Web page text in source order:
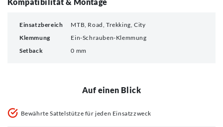
Einsatzbereich
MTB, Road, Trekking, City
Klemmung
Ein-Schrauben-Klemmung
Setback
0 mm
Auf einen Blick
Bewährte Sattelstütze für jeden Einsatzzweck